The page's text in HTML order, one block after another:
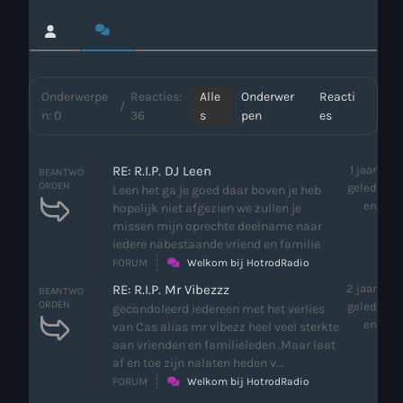
Webcam
Inloggen
Contact
HotrodRadio – Contact
WAAR LUISTER JE NU NAAR
Onderwerpe
n: 0
/
Reacties:
36
Alle
s
Onderwer
pen
Reacti
es
BEANTWO
ORDEN
RE: R.I.P. DJ Leen
Leen het ga je goed daar boven je heb
hopelijk niet afgezien we zullen je
missen mijn oprechte deelname naar
iedere nabestaande vriend en familie
1 jaar
geled
en
FORUM Welkom bij HotrodRadio
BEANTWO
ORDEN
RE: R.I.P. Mr Vibezzz
gecondoleerd iedereen met het verlies
van Cas alias mr vibezz heel veel sterkte
aan vrienden en familieleden .Maar laat
af en toe zijn nalaten heden v...
2 jaar
geled
en
FORUM Welkom bij HotrodRadio